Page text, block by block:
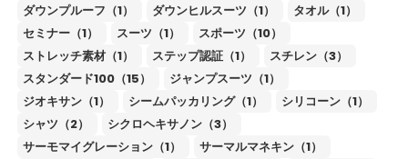
ダウンプルーフ（1）
ダウンヒルスーツ（1）
タオル（1）
セミナー（1）
スーツ（1）
スポーツ（10）
ストレッチ素材（1）
ステップ認証（1）
スチレン（3）
スタンダード100（15）
ジャンプスーツ（1）
ジオキサン（1）
シームパッカリング（1）
シリコーン（1）
シャツ（2）
シクロヘキサノン（3）
サーモマイグレーション（1）
サーマルマネキン（1）